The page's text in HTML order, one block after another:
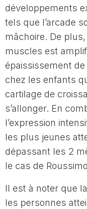
développements
tels que l’arcade
mâchoire. De
muscles est
épaississement de
chez les enfants
cartilage de
s’allonger. En
l’expression
les plus jeunes
dépassant les 2
le cas de
Il est à noter que
les personnes